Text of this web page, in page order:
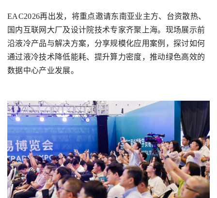
EAC2026再出发，将重点邀请东南亚业主方、台资散热、
国内互联网大厂及设计院技术专家齐聚上海。现场展示前
沿液冷产品与解决方案，分享规模化应用案例，探讨如何
通过液冷技术降低能耗、提升算力密度，推动绿色高效的
数据中心产业发展。